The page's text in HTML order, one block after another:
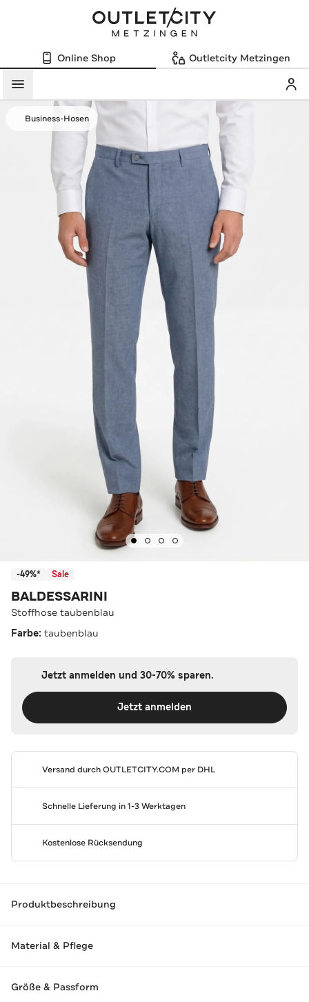
Online Shop Outletcity Metzingen
Menü
Business-Hosen
-49%* Sale
BALDESSARINI
Stoffhose taubenblau
Farbe: taubenblau
Jetzt anmelden und 30-70% sparen.
Jetzt anmelden
Versand durchOUTLETCITY.COM per DHL
Schnelle Lieferung in 1-3 Werktagen
Kostenlose Rücksendung
Produktbeschreibung
Material & Pflege
Größe & Passform